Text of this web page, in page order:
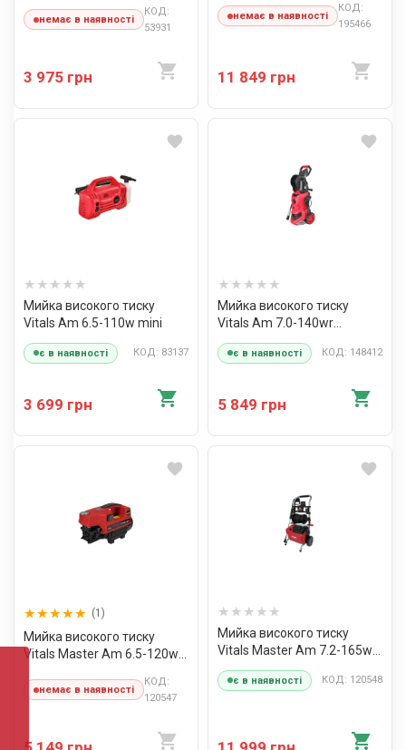
немає в наявності
КОД:
53931
3 975 грн
немає в наявності
КОД:
195466
11 849 грн
Мийка високого тиску
Vitals Am 6.5-110w mini
є в наявності КОД: 83137
3 699 грн
Мийка високого тиску
Vitals Am 7.0-140wr
optimum
є в наявності КОД: 148412
5 849 грн
(1)
Мийка високого тиску
Vitals Master Am 6.5-120w
немає в наявності
КОД:
120547
Мийка високого тиску
Vitals Master Am 7.2-165w
multi
є в наявності КОД: 120548